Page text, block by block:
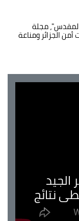
مجلة
الجزائر ومناعة
نتائج